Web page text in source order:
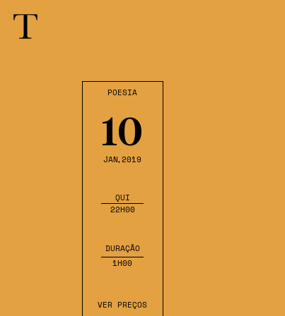
POESIA
10
JAN,2019
QUI
22H00
DURAÇÃO
1H00
VER PREÇOS